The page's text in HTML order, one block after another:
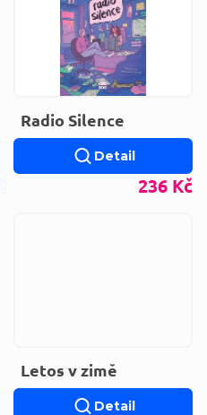
Radio Silence
236 Kč
Detail
Letos v zimě
Detail